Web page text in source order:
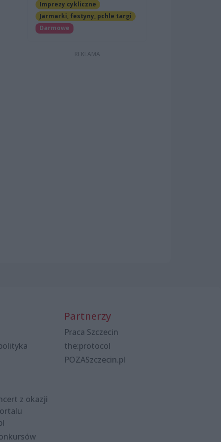
Imprezy cykliczne
Jarmarki, festyny, pchle targi
Darmowe
z okazji
Partnerzy
Praca Szczecin
the:protocol
POZASzczecin.pl